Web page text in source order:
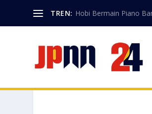
TREN: Hobi Bermain Piano